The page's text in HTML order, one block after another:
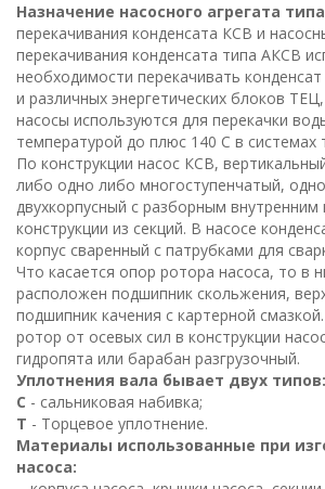
Назначение насосного агрегата
перекачивания конденсата КСВ и
перекачивания конденсата типа АКСВ
необходимости перекачивать
и различных энергетических блоков
насосы используются для перекачки
температурой до плюс 140 С в системах
По конструкции насос КСВ,
либо одно либо многоступенчатый,
двухкорпусный с разборным внутренним
конструкции из секций. В насосе
корпус сваренный с патрубками для
Что касается опор ротора насоса, то в
расположен подшипник скольжения,
подшипник качения с картерной
ротор от осевых сил в конструкции
гидропята или барабан разгрузочный.
Уплотнения вала бывает двух типов:
С - сальниковая набивка;
Т - Торцевое уплотнение.
Материалы использованные при
насоса: